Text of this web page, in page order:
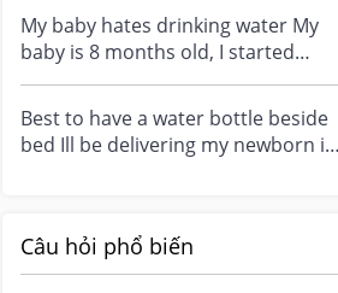
My baby hates drinking water My
baby is 8 months old, I started
feeding her some water when she
was...
Best to have a water bottle beside
bed Ill be delivering my newborn in
Câu hỏi phổ biến